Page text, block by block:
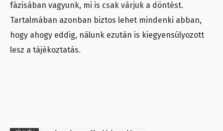
fázisában vagyunk, mi is csak várjuk a döntést.
Tartalmában azonban biztos lehet mindenki abban,
hogy ahogy eddig, nálunk ezután is kiegyensúlyozott
lesz a tájékoztatás.